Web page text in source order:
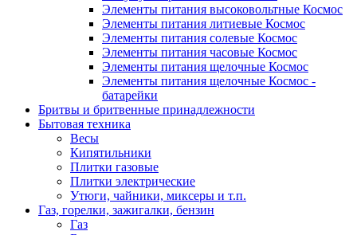
Элементы питания высоковольтные Космос
Элементы питания литиевые Космос
Элементы питания солевые Космос
Элементы питания часовые Космос
Элементы питания щелочные Космос
Элементы питания щелочные Космос -
батарейки
Бритвы и бритвенные принадлежности
Бытовая техника
Весы
Кипятильники
Плитки газовые
Плитки электрические
Утюги, чайники, миксеры и т.п.
Газ, горелки, зажигалки, бензин
Газ